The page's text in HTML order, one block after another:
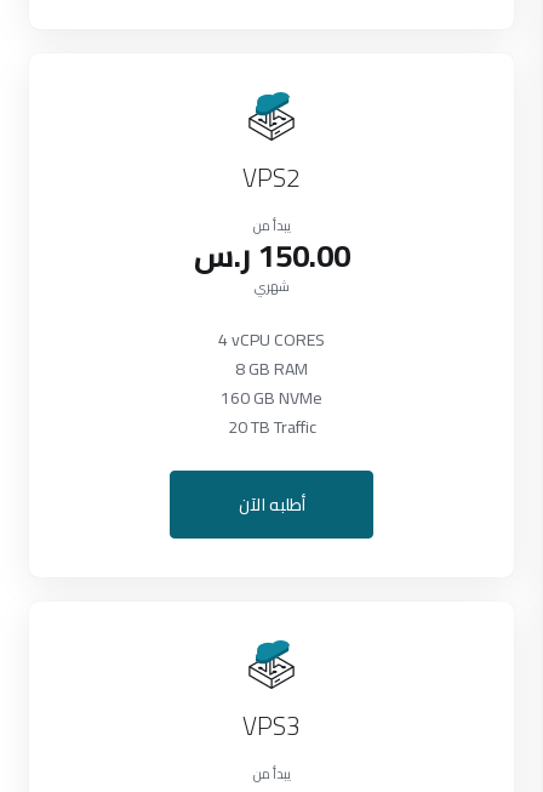
VPS2
يبدأ من
150.00 ر.س
شهري
4 vCPU CORES
8 GB RAM
160 GB NVMe
20 TB Traffic
أطلبه الآن
VPS3
يبدأ من